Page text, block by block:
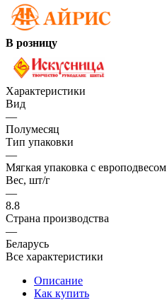
В розницу
Характеристики
Вид
—
Полумесяц
Тип упаковки
—
Мягкая упаковка с европодвесом
Вес, шт/г
—
8.8
Страна производства
—
Беларусь
Все характеристики
Описание
Как купить